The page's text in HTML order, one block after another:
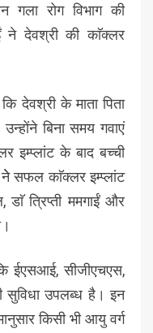
गला रोग विभाग की
ने देवश्री की काॅक्लर
देवश्री के माता पिता
बिना समय गवाएं
इम्प्लांट के बाद बच्ची
सफल काॅक्लर इम्प्लांट
त्रिप्ती ममगाईं और
ईएसआई, सीजीएचएस,
सुविधा उपलब्ध है। इन
किसी भी आयु वर्ग